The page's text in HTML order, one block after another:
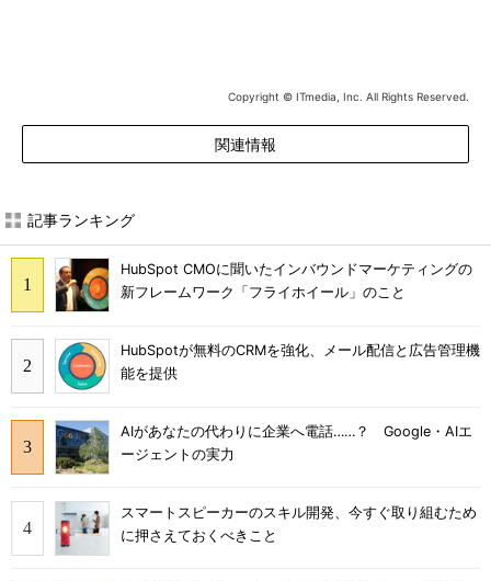
Copyright © ITmedia, Inc. All Rights Reserved.
関連情報
記事ランキング
HubSpot CMOに聞いたインバウンドマーケティングの
新フレームワーク「フライホイール」のこと
HubSpotが無料のCRMを強化、メール配信と広告管理機
能を提供
AIがあなたの代わりに企業へ電話……？ Google・AIエ
ージェントの実力
スマートスピーカーのスキル開発、今すぐ取り組むため
に押さえておくべきこと